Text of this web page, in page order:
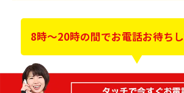
8時～20時の間でお電話お待ちし